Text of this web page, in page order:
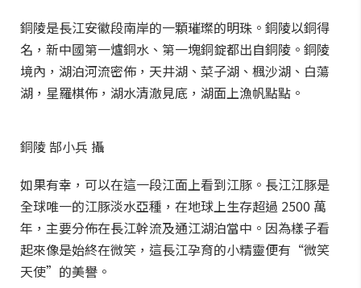
銅陵是長江安徽段南岸的一顆璀璨的明珠。銅陵以銅得
名，新中國第一爐銅水、第一塊銅錠都出自銅陵。銅陵
境內，湖泊河流密佈，天井湖、菜子湖、楓沙湖、白蕩
湖，星羅棋佈，湖水清澈見底，湖面上漁帆點點。
銅陵 郜小兵 攝
如果有幸，可以在這一段江面上看到江豚。長江江豚是
全球唯一的江豚淡水亞種，在地球上生存超過 2500 萬
年，主要分佈在長江幹流及通江湖泊當中。因為樣子看
起來像是始終在微笑，這長江孕育的小精靈便有“微笑
天使”的美譽。